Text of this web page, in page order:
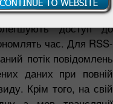
доступ до
час. Для RSS-
потік повідомлень
даних при повній
Крім того, на свій